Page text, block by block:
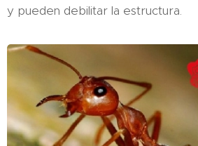
y pueden debilitar la estructura.